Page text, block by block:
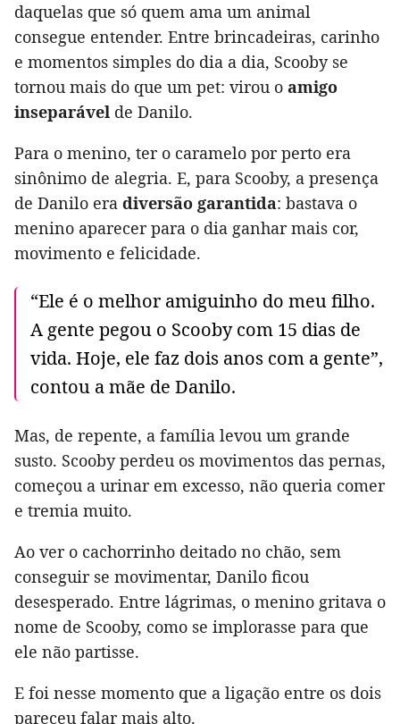
daquelas que só quem ama um animal
consegue entender. Entre brincadeiras, carinho
e momentos simples do dia a dia, Scooby se
tornou mais do que um pet: virou o amigo
inseparável de Danilo.
Para o menino, ter o caramelo por perto era
sinônimo de alegria. E, para Scooby, a presença
de Danilo era diversão garantida: bastava o
menino aparecer para o dia ganhar mais cor,
movimento e felicidade.
“Ele é o melhor amiguinho do meu filho.
A gente pegou o Scooby com 15 dias de
vida. Hoje, ele faz dois anos com a gente”,
contou a mãe de Danilo.
Mas, de repente, a família levou um grande
susto. Scooby perdeu os movimentos das pernas,
começou a urinar em excesso, não queria comer
e tremia muito.
Ao ver o cachorrinho deitado no chão, sem
conseguir se movimentar, Danilo ficou
desesperado. Entre lágrimas, o menino gritava o
nome de Scooby, como se implorasse para que
ele não partisse.
E foi nesse momento que a ligação entre os dois
pareceu falar mais alto.